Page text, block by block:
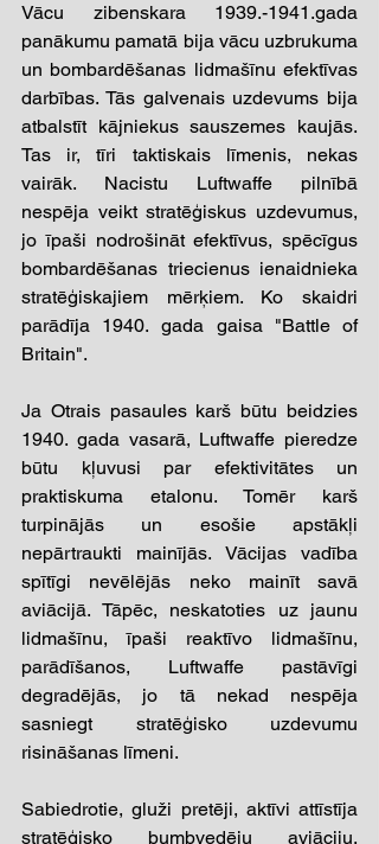
Vācu zibenskara 1939.-1941.gada
panākumu pamatā bija vācu uzbrukuma
un bombardēšanas lidmašīnu efektīvas
darbības. Tās galvenais uzdevums bija
atbalstīt kājniekus sauszemes kaujās.
Tas ir, tīri taktiskais līmenis, nekas
vairāk. Nacistu Luftwaffe pilnībā
nespēja veikt stratēģiskus uzdevumus,
jo īpaši nodrošināt efektīvus, spēcīgus
bombardēšanas triecienus ienaidnieka
stratēģiskajiem mērķiem. Ko skaidri
parādīja 1940. gada gaisa "Battle of
Britain".
Ja Otrais pasaules karš būtu beidzies
1940. gada vasarā, Luftwaffe pieredze
būtu kļuvusi par efektivitātes un
praktiskuma etalonu. Tomēr karš
turpinājās un esošie apstākļi
nepārtraukti mainījās. Vācijas vadība
spītīgi nevēlējās neko mainīt savā
aviācijā. Tāpēc, neskatoties uz jaunu
lidmašīnu, īpaši reaktīvo lidmašīnu,
parādīšanos, Luftwaffe pastāvīgi
degradējās, jo tā nekad nespēja
sasniegt stratēģisko uzdevumu
risināšanas līmeni.
Sabiedrotie, gluži pretēji, aktīvi attīstīja
stratēģisko bumbvedēju aviāciju,